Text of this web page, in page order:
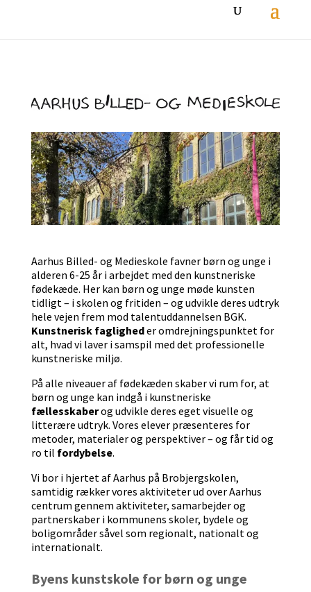
Aarhus Billed- og Medieskole favner børn og unge i
alderen 6-25 år i arbejdet med den kunstneriske
fødekæde. Her kan børn og unge møde kunsten
tidligt – i skolen og fritiden – og udvikle deres udtryk
hele vejen frem mod talentuddannelsen BGK.
Kunstnerisk fagligheder omdrejningspunktet for
alt, hvad vi laver i samspil med det professionelle
kunstneriske miljø.
På alle niveauer af fødekæden skaber vi rum for, at
børn og unge kan indgå i kunstneriske
fællesskaberog udvikle deres eget visuelle og
litterære udtryk. Vores elever præsenteres for
metoder, materialer og perspektiver – og får tid og
ro til fordybelse.
Vi bor i hjertet af Aarhus på Brobjergskolen,
samtidig rækker vores aktiviteter ud over Aarhus
centrum gennem aktiviteter, samarbejder og
partnerskaber i kommunens skoler, bydele og
boligområder såvel som regionalt, nationalt og
internationalt.
Byens kunstskole for børn og unge